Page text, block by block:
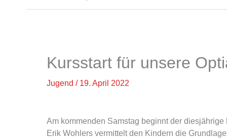
Kursstart für unsere
Jugend / 19. April 2022
Am kommenden Samstag beginnt der
Erik Wohlers vermittelt den Kindern die